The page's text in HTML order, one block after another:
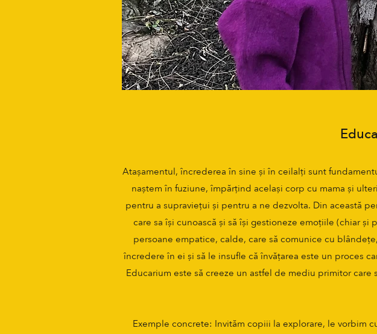
Atașamentul, încrederea în sine și în ceilalți sunt
naștem în fuziune, împărțind același corp cu mama și
pentru a supraviețui și pentru a ne dezvolta. Din această
care sa își cunoască și să își gestioneze emoțiile (chiar
persoane empatice, calde, care să comunice cu
încredere în ei și să le insufle că învățarea este un proces
Educarium este să creeze un astfel de mediu primitor
Exemple concrete: Invităm copiii la explorare, le vorbim